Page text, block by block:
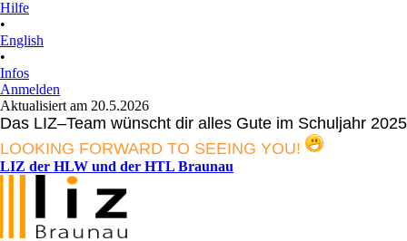
Hilfe
•
English
•
Infos
Anmelden
Aktualisiert am 20.5.2026
Das LIZ–Team wünscht dir alles Gute im Schuljahr
LOOKING FORWARD TO SEEING YOU!
LIZ der HLW und der HTL Braunau